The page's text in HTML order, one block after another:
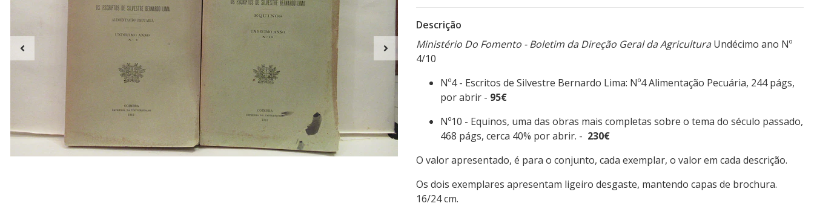
Descrição
Ministério Do Fomento - Boletim da Direção Geral da AgriculturaUndécimo ano Nº
4/10
Nº4 - Escritos de Silvestre Bernardo Lima: Nº4 Alimentação Pecuária, 244 págs,
por abrir - 95€
Nº10 - Equinos, uma das obras mais completas sobre o tema do século passado,
468 págs, cerca 40% por abrir. - 230€
O valor apresentado, é para o conjunto, cada exemplar, o valor em cada descrição.
Os dois exemplares apresentam ligeiro desgaste, mantendo capas de brochura.
16/24 cm.